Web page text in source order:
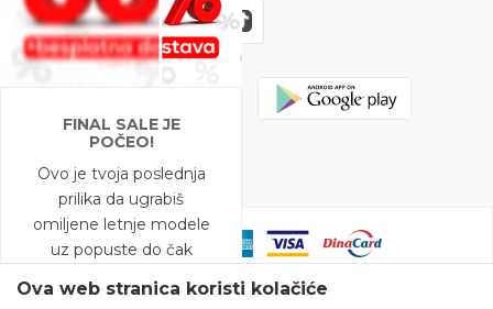
FINAL SALE JE
POČEO!
Ovo je tvoja poslednja
prilika da ugrabiš
omiljene letnje modele
uz popuste do čak
Ova web stranica koristi kolačiće